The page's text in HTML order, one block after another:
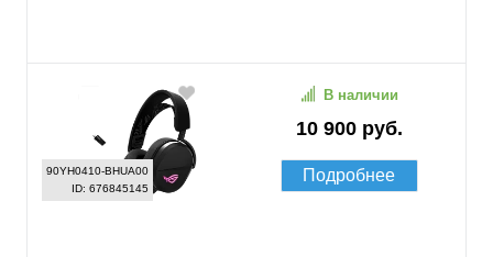
90YH0410-BHUA00
ID: 676845145
10 900 руб.
В наличии
Подробнее